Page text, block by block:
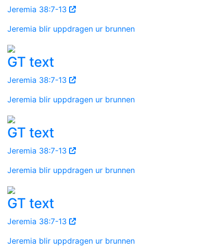
Jeremia 38:7-13
Jeremia blir uppdragen ur brunnen
GT text
Jeremia 38:7-13
Jeremia blir uppdragen ur brunnen
GT text
Jeremia 38:7-13
Jeremia blir uppdragen ur brunnen
GT text
Jeremia 38:7-13
Jeremia blir uppdragen ur brunnen